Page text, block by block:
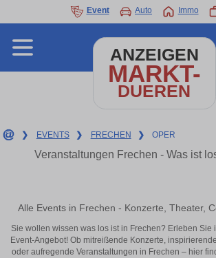
Event Auto Immo
ANZEIGEN
MARKT-
DUEREN
❯ EVENTS ❯ FRECHEN ❯ OPER
Veranstaltungen Frechen - Was ist
Alle Events in Frechen - Konzerte, Theater,
Sie wollen wissen was los ist in Frechen? Erleben Sie
Event-Angebot! Ob mitreißende Konzerte,
oder aufregende Veranstaltungen in Frechen – hier